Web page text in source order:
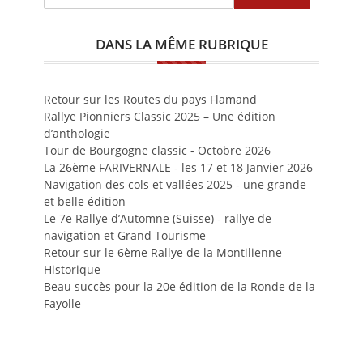
DANS LA MÊME RUBRIQUE
Retour sur les Routes du pays Flamand
Rallye Pionniers Classic 2025 – Une édition
d’anthologie
Tour de Bourgogne classic - Octobre 2026
La 26ème FARIVERNALE - les 17 et 18 Janvier 2026
Navigation des cols et vallées 2025 - une grande
et belle édition
Le 7e Rallye d’Automne (Suisse) - rallye de
navigation et Grand Tourisme
Retour sur le 6ème Rallye de la Montilienne
Historique
Beau succès pour la 20e édition de la Ronde de la
Fayolle